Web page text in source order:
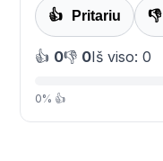
👍 Pritariu 👎
👍 0👎 0Iš viso: 0
0% 👍